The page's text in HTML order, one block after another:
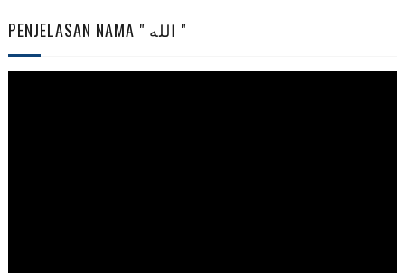
PENJELASAN NAMA " الله "